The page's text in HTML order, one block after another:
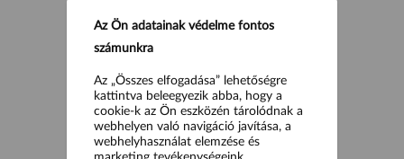
Az Ön adatainak védelme fontos
számunkra
Az „Összes elfogadása” lehetőségre
kattintva beleegyezik abba, hogy a
cookie-k az Ön eszközén tárolódnak a
webhelyen való navigáció javítása, a
webhelyhasználat elemzése és